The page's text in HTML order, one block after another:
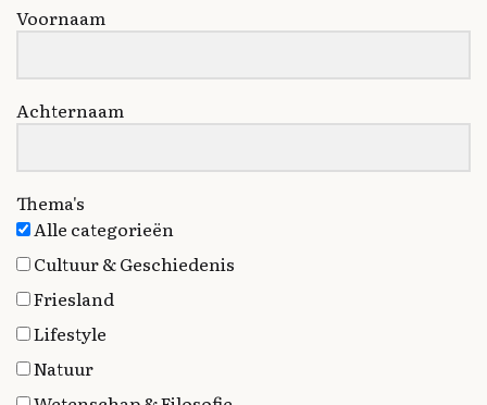
Voornaam
Achternaam
Thema's
Alle categorieën
Cultuur & Geschiedenis
Friesland
Lifestyle
Natuur